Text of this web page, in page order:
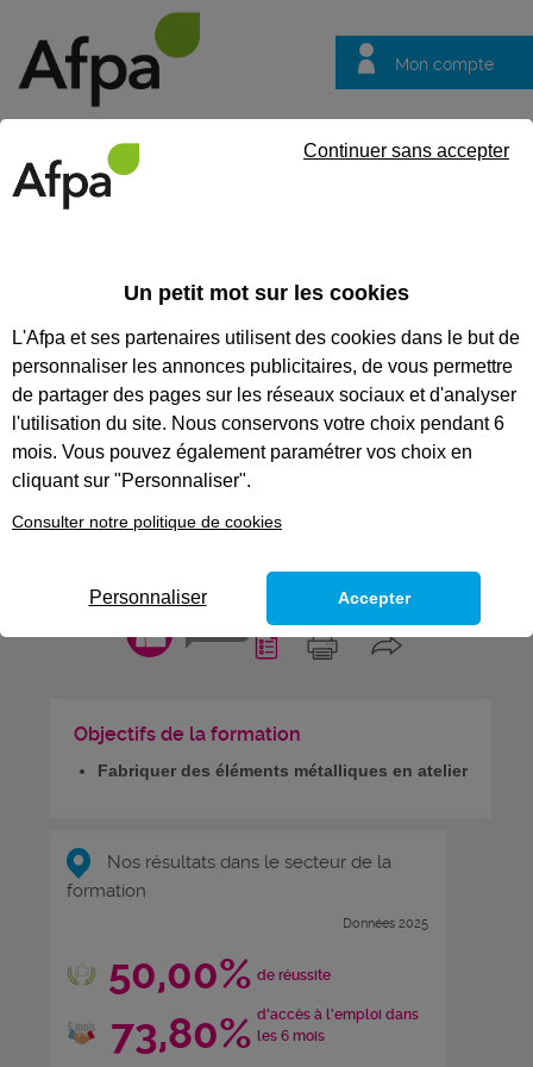
Mon compte
questions
Eligible au CPF * Formation certifiante
FABRIQUER DES ÉLÉMENTS
MÉTALLIQUES EN ATELIER -
BLOC DE COMPÉTENCES DU
TITRE PROFESSIONNEL AGENT
DE FABRICATION ET MONTAGE
EN CHAUDRONNERIE
Objectifs de la formation
Fabriquer des éléments métalliques en atelier
Nos résultats dans le secteur de la
formation
Données 2025
50,00% de réussite
73,80% d'accès à l'emploi dans
les 6 mois
Un petit mot sur les cookies
L'Afpa et ses partenaires utilisent des cookies dans le but de
personnaliser les annonces publicitaires, de vous permettre
de partager des pages sur les réseaux sociaux et d'analyser
l'utilisation du site. Nous conservons votre choix pendant 6
mois. Vous pouvez également paramétrer vos choix en
cliquant sur "Personnaliser".
Consulter notre politique de cookies
Continuer sans accepter
Personnaliser Accepter